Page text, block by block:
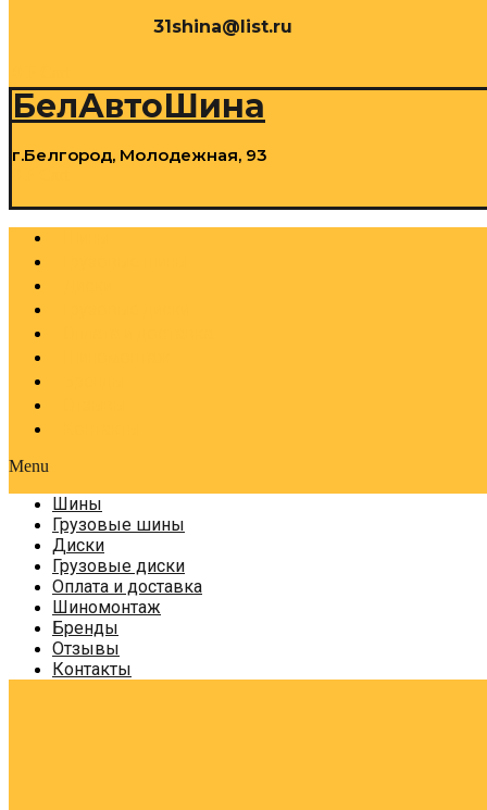
31shina@list.ru
БелАвтоШина
г.Белгород, Молодежная, 93
Menu
Шины
Грузовые шины
Диски
Грузовые диски
Оплата и доставка
Шиномонтаж
Бренды
Отзывы
Контакты